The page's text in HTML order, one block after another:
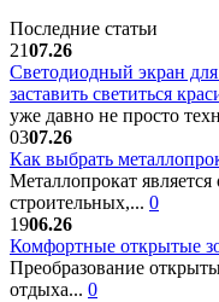
Последние статьи
2107.26
Светодиодный экран
заставить светиться
уже давно не просто
0307.26
Как выбрать
Металлопрокат
строительных,... 0
1906.26
Комфортные открытые
Преобразование
отдыха... 0